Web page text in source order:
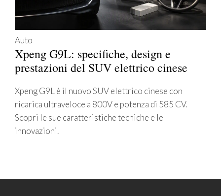
Auto
Xpeng G9L: specifiche, design e
prestazioni del SUV elettrico cinese
Xpeng G9L è il nuovo SUV elettrico cinese con
ricarica ultraveloce a 800V e potenza di 585 CV.
Scopri le sue caratteristiche tecniche e le
innovazioni.